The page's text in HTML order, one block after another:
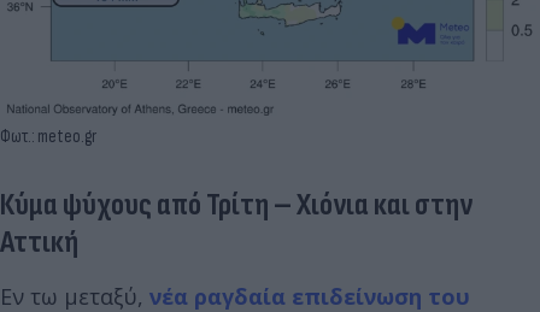
Φωτ.: meteo.gr
Κύμα ψύχους από Τρίτη – Χιόνια και στην
Αττική
Εν τω μεταξύ, νέα ραγδαία επιδείνωση του